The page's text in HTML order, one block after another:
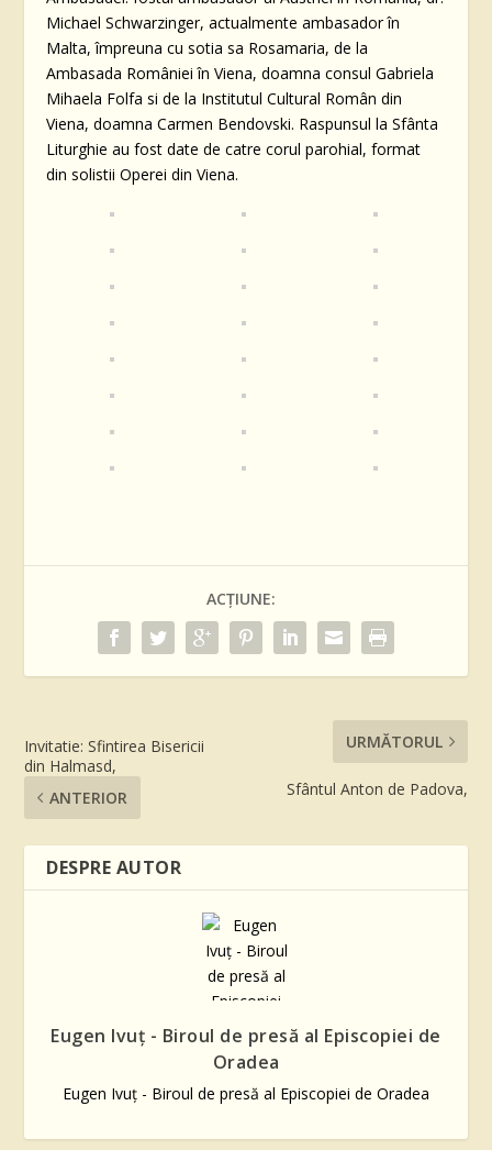
Michael Schwarzinger, actualmente ambasador în
Malta, împreuna cu sotia sa Rosamaria, de la
Ambasada României în Viena, doamna consul Gabriela
Mihaela Folfa si de la Institutul Cultural Român din
Viena, doamna Carmen Bendovski. Raspunsul la Sfânta
Liturghie au fost date de catre corul parohial, format
din solistii Operei din Viena.
ACȚIUNE:
Invitatie: Sfintirea Bisericii
din Halmasd,
ANTERIOR
URMĂTORUL
Sfântul Anton de Padova,
DESPRE AUTOR
Eugen Ivuţ - Biroul de presă al Episcopiei de
Oradea
Eugen Ivuţ - Biroul de presă al Episcopiei de Oradea